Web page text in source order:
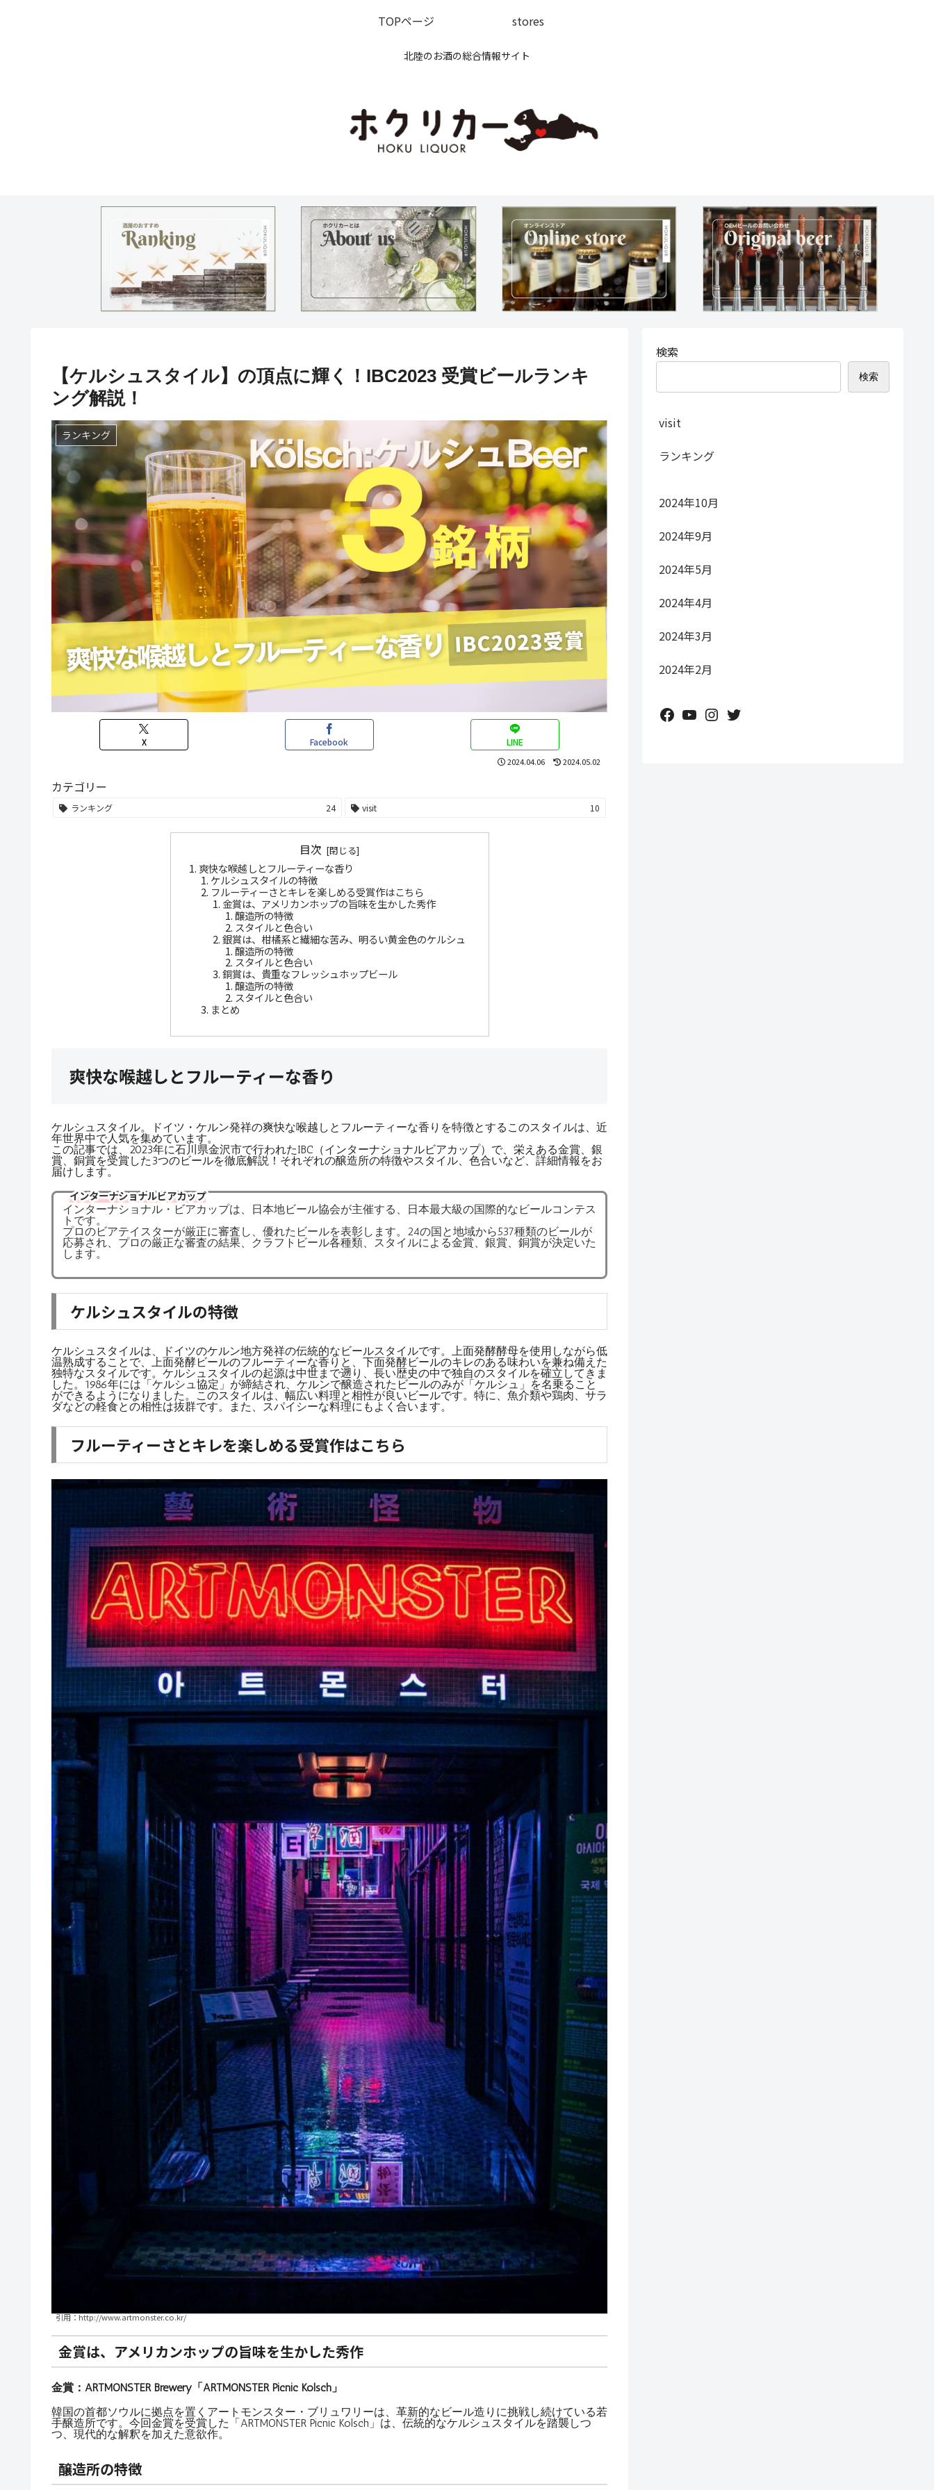
北陸のお酒の総合情報サイト
TOPページ stores
【ケルシュスタイル】の頂点に輝く！IBC2023 受賞ビールランキ
ング解説！
ランキング
X Facebook LINE
2024.04.06 2024.05.02
カテゴリー
ランキング 24 visit 10
目次
爽快な喉越しとフルーティーな香り
ケルシュスタイルの特徴
フルーティーさとキレを楽しめる受賞作はこちら
金賞は、アメリカンホップの旨味を生かした秀作
醸造所の特徴
スタイルと色合い
銀賞は、柑橘系と繊細な苦み、明るい黄金色のケルシュ
醸造所の特徴
スタイルと色合い
銅賞は、貴重なフレッシュホップビール
醸造所の特徴
スタイルと色合い
まとめ
爽快な喉越しとフルーティーな香り
ケルシュスタイル。ドイツ・ケルン発祥の爽快な喉越しとフルーティーな香りを特徴とするこのスタイルは、近
年世界中で人気を集めています。
この記事では、2023年に石川県金沢市で行われたIBC（インターナショナルビアカップ）で、栄えある金賞、銀
賞、銅賞を受賞した3つのビールを徹底解説！それぞれの醸造所の特徴やスタイル、色合いなど、詳細情報をお
届けします。
インターナショナルビアカップ
インターナショナル・ビアカップは、日本地ビール協会が主催する、日本最大級の国際的なビールコンテス
トです。
プロのビアテイスターが厳正に審査し、優れたビールを表彰します。24の国と地域から537種類のビールが
応募され、プロの厳正な審査の結果、クラフトビール各種類、スタイルによる金賞、銀賞、銅賞が決定いた
します。
ケルシュスタイルの特徴
ケルシュスタイルは、ドイツのケルン地方発祥の伝統的なビールスタイルです。上面発酵酵母を使用しながら低
温熟成することで、上面発酵ビールのフルーティーな香りと、下面発酵ビールのキレのある味わいを兼ね備えた
独特なスタイルです。ケルシュスタイルの起源は中世まで遡り、長い歴史の中で独自のスタイルを確立してきま
した。1986年には「ケルシュ協定」が締結され、ケルンで醸造されたビールのみが「ケルシュ」を名乗ること
ができるようになりました。このスタイルは、幅広い料理と相性が良いビールです。特に、魚介類や鶏肉、サラ
ダなどの軽食との相性は抜群です。また、スパイシーな料理にもよく合います。
フルーティーさとキレを楽しめる受賞作はこちら
引用：http://www.artmonster.co.kr/
金賞は、アメリカンホップの旨味を生かした秀作
金賞：ARTMONSTER Brewery「ARTMONSTER Picnic Kolsch」
韓国の首都ソウルに拠点を置くアートモンスター・ブリュワリーは、革新的なビール造りに挑戦し続けている若
手醸造所です。今回金賞を受賞した「ARTMONSTER Picnic Kolsch」は、伝統的なケルシュスタイルを踏襲しつ
つ、現代的な解釈を加えた意欲作。
醸造所の特徴
検索
検索
visit
ランキング
2024年10月
2024年9月
2024年5月
2024年4月
2024年3月
2024年2月
Facebook
YouTubeInstagram